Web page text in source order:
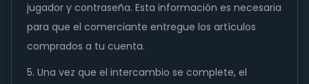
jugador y contraseña. Esta información es necesaria
para que el comerciante entregue los artículos
comprados a tu cuenta.
5. Una vez que el intercambio se complete, el